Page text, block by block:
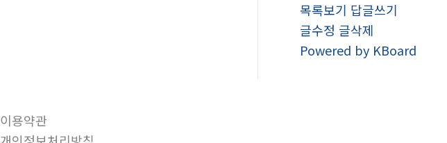
목록보기 답글쓰기
글수정 글삭제
Powered by KBoard
이용약관